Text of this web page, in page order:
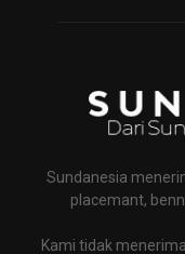
Sundanesia
placemant,
Kami tidak